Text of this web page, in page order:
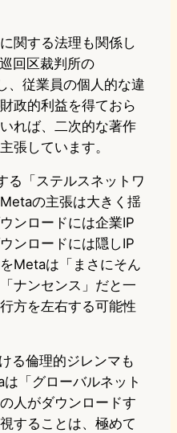
関する法理も関係し
回区裁判所の
、従業員の個人的な違
政的利益を得ておら
れば、二次的な著作
張しています。
る「ステルスネットワ
の主張は大きく揺
ンロードには企業IP
ンロードには隠しIP
Metaは「まさにそん
ナンセンス」だと一
方を左右する可能性
る倫理的ジレンマも
「グローバルネット
人がダウンロードす
することは、極めて